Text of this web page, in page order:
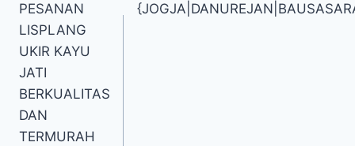
PESANAN
LISPLANG
UKIR KAYU
JATI
BERKUALITAS
DAN
TERMURAH